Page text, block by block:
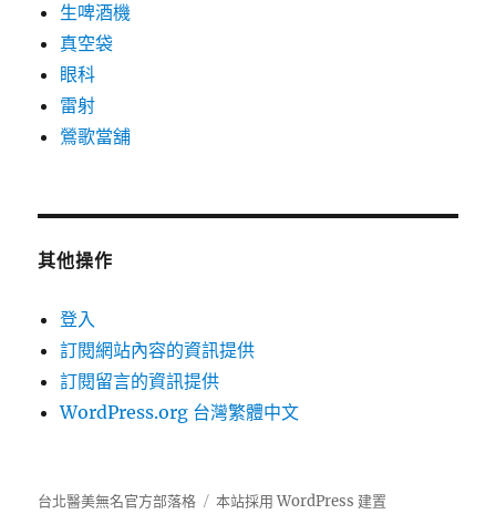
生啤酒機
真空袋
眼科
雷射
鶯歌當舖
其他操作
登入
訂閱網站內容的資訊提供
訂閱留言的資訊提供
WordPress.org 台灣繁體中文
台北醫美無名官方部落格 本站採用 WordPress 建置